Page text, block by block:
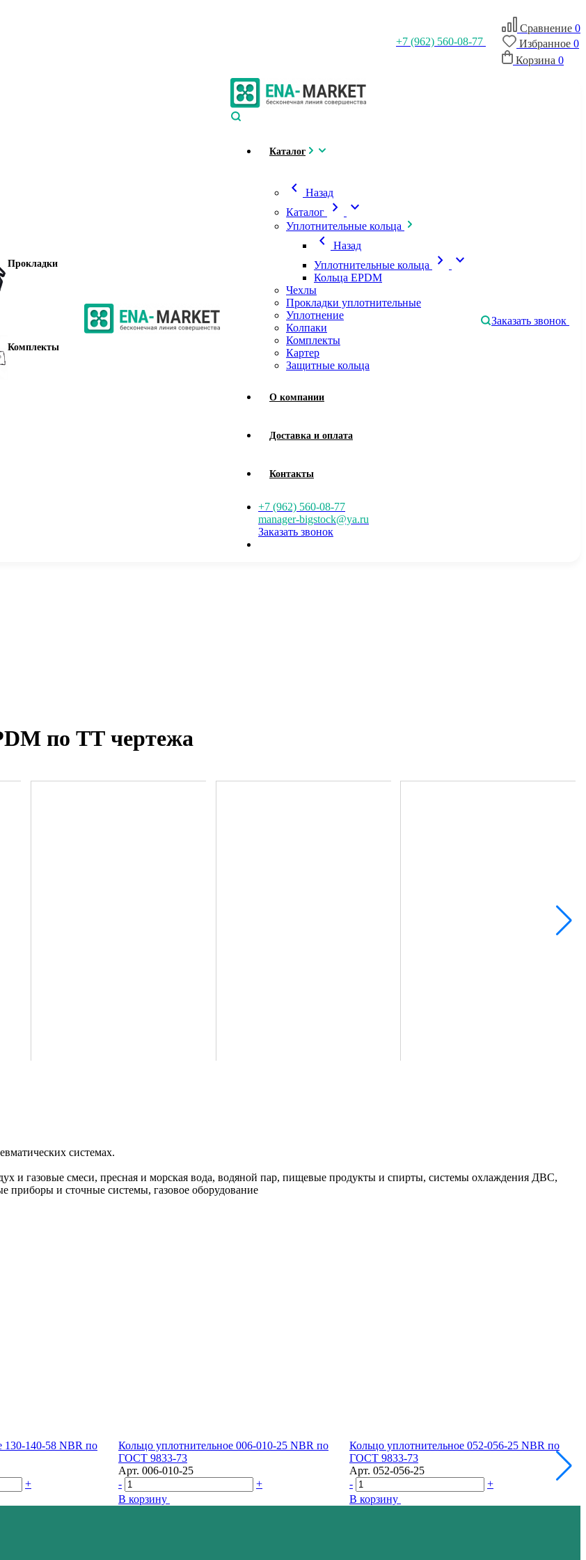
+7 (962) 560-08-77
Сравнение 0
Избранное 0
Корзина 0
Прокладки
Комплекты
Каталог
chevron_left
Назад
Каталог
chevron_right expand_more
Уплотнительные кольца
chevron_left
Назад
Уплотнительные кольца
chevron_right expand_more
Кольца EPDM
Чехлы
Прокладки уплотнительные
Уплотнение
Колпаки
Комплекты
Картер
Защитные кольца
О компании
Доставка и оплата
Контакты
+7 (962) 560-08-77
manager-bigstock@ya.ru
Заказать звонок
Заказать звонок
по ТТ чертежа
системах.
и газовые смеси, пресная и морская вода, водяной пар, пищевые продукты и спирты, системы охлаждения ДВС,
приборы и сточные системы, газовое оборудование
130-140-58 NBR по
+
Кольцо уплотнительное 006-010-25 NBR по
ГОСТ 9833-73
Арт. 006-010-25
-
+
В корзину
Кольцо уплотнительное 052-056-25 NBR по
ГОСТ 9833-73
Арт. 052-056-25
-
+
В корзину